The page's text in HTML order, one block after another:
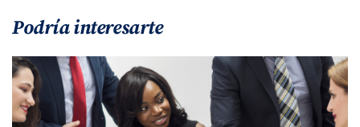
Podría interesarte